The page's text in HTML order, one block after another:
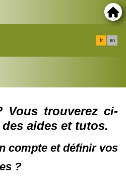
fr en
Vous trouverez ci-
aides et tutos.
compte et définir vos
?